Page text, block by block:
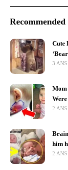
Cute
3
Mom
2
Brain
him
2